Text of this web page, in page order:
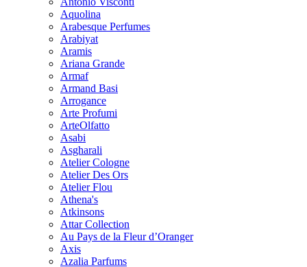
Aquolina
Arabesque Perfumes
Arabiyat
Aramis
Ariana Grande
Armaf
Armand Basi
Arrogance
Arte Profumi
ArteOlfatto
Asabi
Asgharali
Atelier Cologne
Atelier Des Ors
Atelier Flou
Athena's
Atkinsons
Attar Collection
Au Pays de la Fleur d’Oranger
Axis
Azalia Parfums